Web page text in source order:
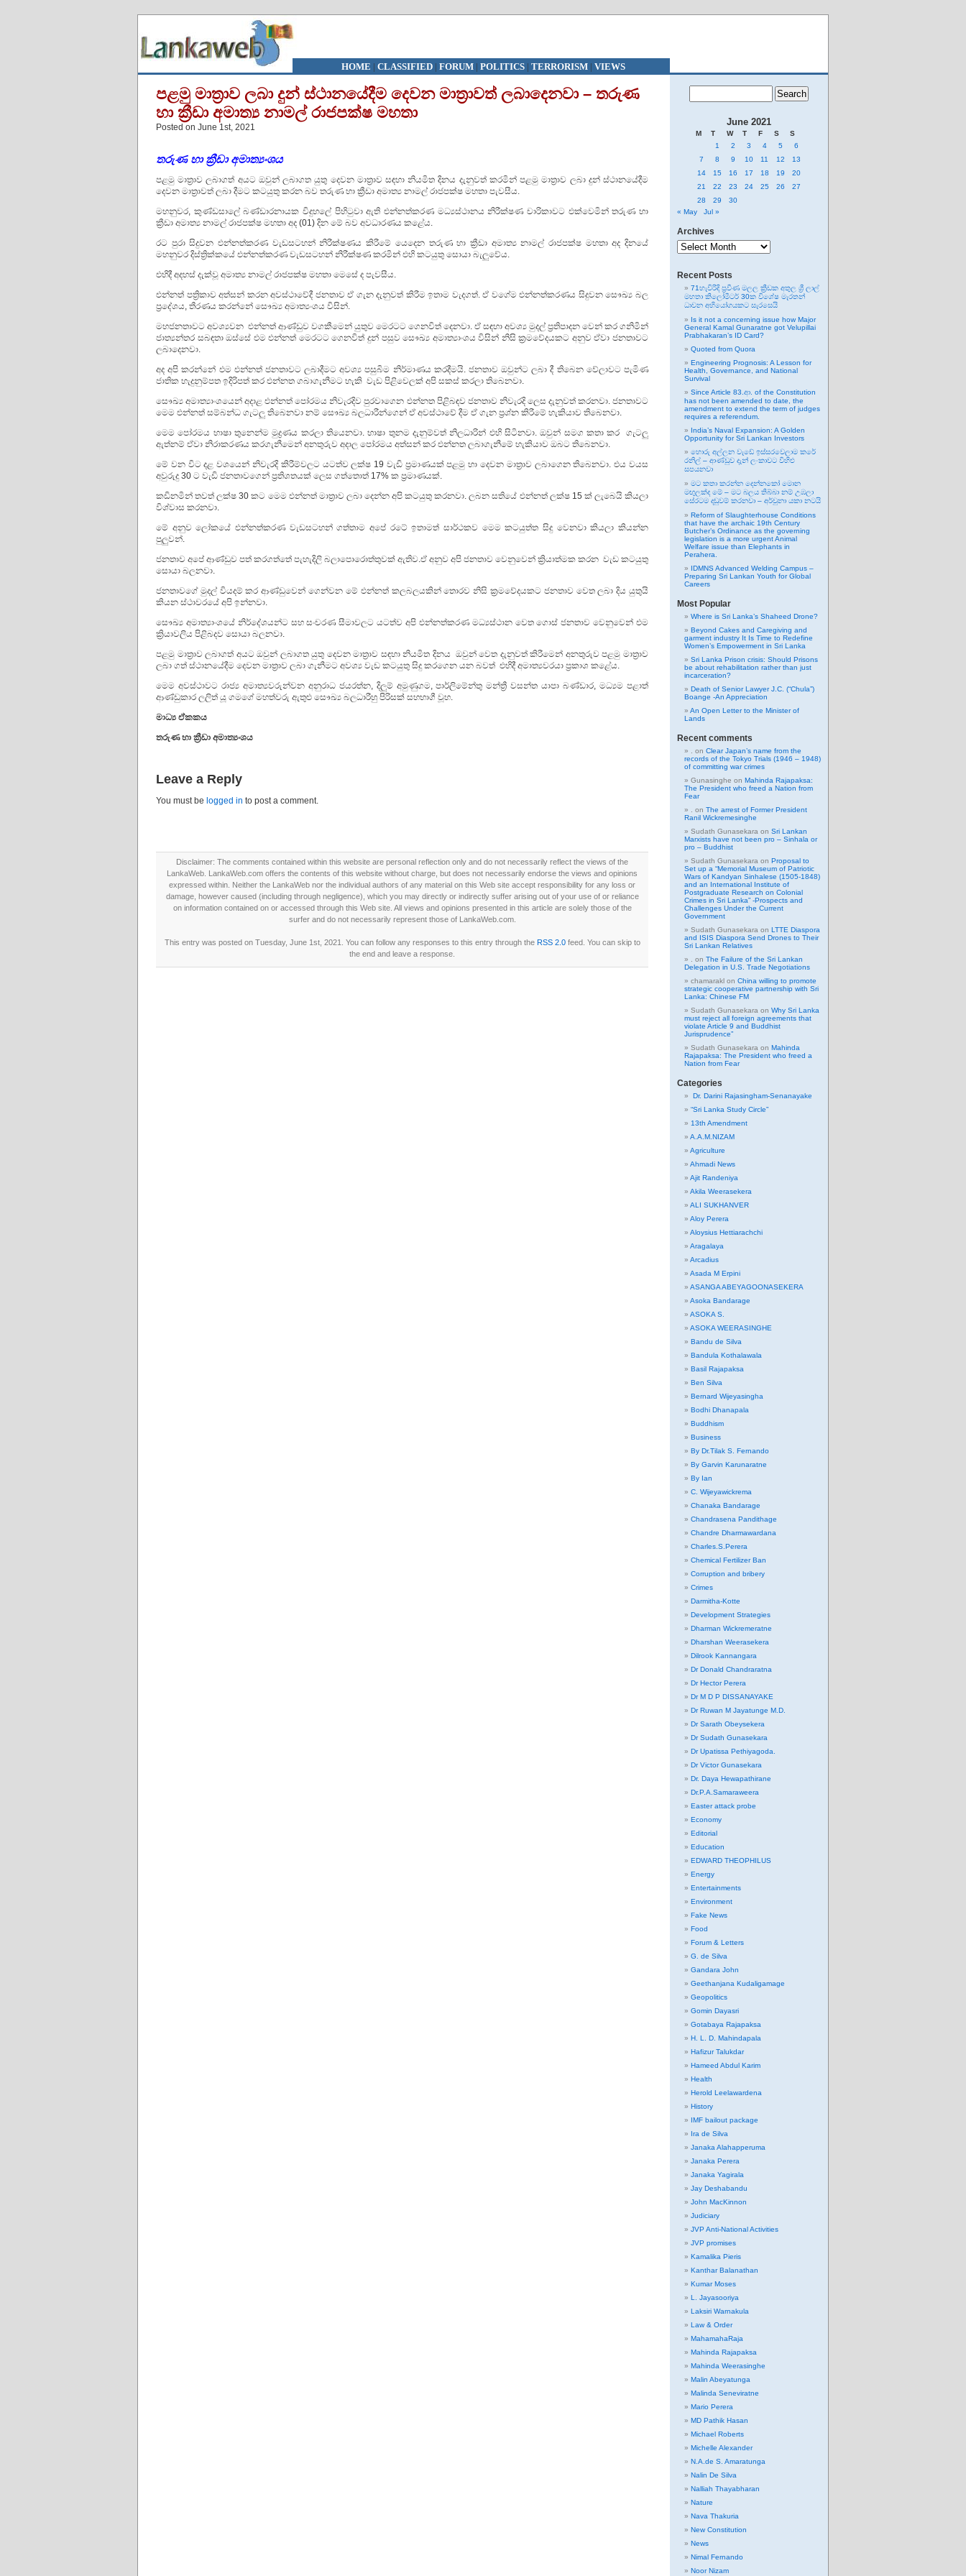
HOME | CLASSIFIED| FORUM| POLITICS | TERRORISM| VIEWS
පළමු මාත්‍රාව ලබා දුන් ස්ථානයේදීම දෙවන මාත්‍රාවත් ලබාදෙනවා – තරුණ
හා ක්‍රීඩා අමාත්‍ය නාමල් රාජපක්ෂ මහතා
Posted on June 1st, 2021
තරුණ හා ක්‍රීඩා අමාත්‍යංශය
පළමු මාත්‍රාව ලබාගත් අයට ඔවුන් ලබාගත යුතු දෙවන මාත්‍රාව සඳහා නියමිත දිනය දැනුවත් කරමින් පළමු මාත්‍රාව ලබා දුන් ස්ථානයේදීම
දෙවන මාත්‍රාවත් ලබා දීමට කටයුතු කරන බව තරුණ හා ක්‍රීඩා අමාත්‍ය නාමල් රාජපක්ෂ මහතා පැවසීය.
මහනුවර, කුණ්ඩසාලේ බණ්ඩාරනායක විදුහලේ පිහිටුවා ඇති එන්නත්කරණ මධ්‍යස්ථානය නිරීක්ෂණ චාරිකාවට එක්වෙමින් තරුණ හා
ක්‍රීඩා අමාත්‍ය නාමල් රාජපක්ෂ මහතා අද (01) දින මේ බව අවධාරණය කළේය.
රට පුරා සිදුවන එන්නත්කරණ වැඩසටහන් නිරීක්ෂණය කිරීමේ යෙදෙන තරුණ හා ක්‍රීඩා අමාත්‍ය නාමල් රාජපක්ෂ මහතා අද දිනයේ
මහනුවර දිස්ත්‍රික්කයේ එන්නත්කරණ වැඩසටහන් නිරීක්ෂණ කරමින් එහි කටයුතු සොයා බැලුවේය.
එහිදී අදහස් දැක්වූ අමාත්‍ය නාමල් රාජපක්ෂ මහතා මෙසේ ද පැවසීය.
එන්නත් පත්‍රිකාව අත්සන් කරන අවස්ථාවේදී ජනතාව ඒ ගැන දැනුවත් කිරීම ඉතාම වැදගත්. ඒ වගේම එන්නත්කරණය සිදුවන සෞඛ්‍ය බල
ප්‍රදේශය, තීරණය කරන්නේ සෞඛ්‍ය අමාත්‍යංශය විසින්.
මහජනතාවට අවශ්‍යවන එන්නත් ආණ්ඩුව වගකීමෙන් යුතුව මෙරටට ගෙනවිත් දෙනවා. ඒ සඳහා අවශ්‍ය මුදල් ප්‍රතිපාදන වෙන් කර ගනිමින්
ජාත්‍යන්තර සබඳතා ඔස්සේ එම එන්නත් මෙරටට ගෙනවිත් දුන් පසුව සෞඛ්‍ය අමාත්‍යාංශය විසින් නිසි ක්‍රමවේදයකට අනුව ඒවා ජනතාවට
ලබාදෙනවා.
අද අපි කරන්නේ එම එන්නත් ජනතාවට ලබාදීමට අවශ්‍ය පසුබිම නිර්මාණය කරදීමයි. ජනතාව ඔවුන්ට ලබා දී තිබෙන වේලාවට පැමිණ
ජාතික හැදුනුම්පත ඉදිරිපත් කර එන්නත ගබාගැනීමට හැකි වැඩ පිළිවෙලක් අපි සකස් කරලා තිබෙනවා.
සෞඛ්‍ය අමාත්‍යාංශයෙන් අදාළ එන්නත් පෝරමය නිවැරදිව පුරවාගෙන එන්නත පිළිබඳව ජනතාව නිවැරදි ලෙස දැනුවත් කරනවා. ජනතාවට
මෙම එන්නත් සම්බන්ධ ගැටලු තිබෙනවා නම් සෞඛ්‍ය බලධාරීන්ගෙන් ඒ අවස්ථාවේ දීම ඒ ගැන ප්‍රශ්න කිරීමේ හැකියාව තිබෙනවා.
මෙම පෝරමය භාෂා තුනෙන්ම මුද්‍රණය කරලා තියෙනවා. භාෂා තුනම දැනුම්වත් නිලධාරින් එහි සිටිනවා. ඔවුන් සමග කතා කර ගැටලු
ඇත්නම් ඒවා නිරාකරණය කරගැනීමෙන් අනතුරුව අදාල පෝරමය අත්සන් කර එන්නත ලබාගැනීමේ හැකියාව ඔබට තිබෙනවා.
මේ වන විට දළ වශයෙන් නිවැරදි කිරීම්වලට යටත්ව ලක්ෂ 19 වැඩි ප්‍රමාණයක් පළමු හා දෙවන මාත්‍රාව ලබාගෙන තිබෙනවා. එය වයස
අවුරුදු 30 ට වැඩි ජනතාවගෙන් ප්‍රතිශතයක් ලෙස ගත්තොත් 17% ක ප්‍රමාණයක්.
කඩිනමින් තවත් ලක්ෂ 30 කට මෙම එන්නත් මාත්‍රාව ලබා දෙන්න අපි කටයුතු කරනවා. ලබන සතියේ එන්නත් ලක්ෂ 15 ක් ලැබෙයි කියලා
විශ්වාස කරනවා.
මේ අනුව ලෝකයේ එන්නත්කරණ වැඩසටහන් ගත්තාම අපේ රටේ ඉතාමත් සාර්ථකව මෙම කටයුත්ත සිදු වෙනවා කියලා කියන්න
පුලුවන්.
ජනතාව අපේ ආණ්ඩුව පත් කරගත්තේ පැහැදිලි බලාපොරොත්තුවක් ඇතිව.ඒ අනුව අපි ජනතාව වෙනුවෙන් ක්‍රියාත්මක කරන වැඩ කටයුතු
සොයා බලනවා.
ජනතාවගේ මුදල් වියදම් කර ආණ්ඩුවෙන් ගෙන්වන මේ එන්නත් කලබලයකින් තොරව නිසි ක්‍රමවේදයකට ජනතාව වෙත ලබා දිය යුතුයි
කියන ස්ථාවරයේ අපි ඉන්නවා.
සෞඛ්‍ය අමාත්‍යාංශයේ නිර්දේශයන්ට සහ සංචරණ සීමාවලට යටත්ව අපි එන්නත්කරණ මධ්‍යස්ථාන වෙත ගොස් ජනතාව වෙනුවෙන් එම
ක්‍රියාවලිය පිළිබදව සොයා බලනවා.
පළමු මාත්‍රාව ලබාගත් අයට ඔවුන් ලබාගත යුතු දෙවන මාත්‍රාව සඳහා නියමිත දිනය ඔවුන් වෙත දැනුවත් කිරීමෙන් අනතුරුව පළමු මාත්‍රාව
ලබා ගත් ස්ථානයේදීම දෙවන මාත්‍රාව ලබා ගැනීමට අවශ්‍ය වැඩ කටයුතු සිදු කරගෙන යන බවත් එහිදී අමාත්‍යවරයා ප්‍රකාශ කළේය.
මෙම අවස්ථාවට රාජ්‍ය අමාත්‍යවරුන්වන අනුරාධ ජයරත්න, දිලුම් අමුණුගම, පාර්ලිමේන්තු මන්ත්‍රී වසන්ත යාපා බණ්ඩාර, මධ්‍යම පළාත්
ආණ්ඩුකාර ලලිත් යූ ගමගේ මහත්වරු ඇතුළු සෞඛ්‍ය බලධාරීහු පිරිසක් සහභාගී වූහ.
මාධ්‍ය ඒකකය
තරුණ හා ක්‍රීඩා අමාත්‍යංශය
Leave a Reply
You must be logged in to post a comment.
Disclaimer: The comments contained within this website are personal reflection only and do not necessarily reflect the views of the
LankaWeb. LankaWeb.com offers the contents of this website without charge, but does not necessarily endorse the views and opinions
expressed within. Neither the LankaWeb nor the individual authors of any material on this Web site accept responsibility for any loss or
damage, however caused (including through negligence), which you may directly or indirectly suffer arising out of your use of or reliance
on information contained on or accessed through this Web site. All views and opinions presented in this article are solely those of the
surfer and do not necessarily represent those of LankaWeb.com.
This entry was posted on Tuesday, June 1st, 2021. You can follow any responses to this entry through the RSS 2.0feed. You can skip to
the end and leave a response.
June 2021
M T W T F S
S
1
2 3 4 5
6
7
8 9 10 11 12
13
14
15 16 17 18 19
20
21
22 23 24 25 26
27
28
29
30
« May
Jul »
Archives
Archives
Recent Posts
71හැවිරිදි ප්‍රවීණ මලල ක්‍රීඩක අතුල ශ්‍රී ලාල්
මහතා කිලෝමීටර් 30ක විශේෂ මැරතන්
ධාවන අභියෝගයකට සැරසෙයි
Is it not a concerning issue how Major
General Kamal Gunaratne got Velupillai
Prabhakaran’s ID Card?
Quoted from Quora
Engineering Prognosis: A Lesson for
Health, Governance, and National
Survival
Since Article 83.ආ. of the Constitution
has not been amended to date, the
amendment to extend the term of judges
requires a referendum.
India’s Naval Expansion: A Golden
Opportunity for Sri Lankan Investors
හොරු අල්ලන වැඩේ ඉස්සරවෙලාම කරේ
රනිල් – ආණ්ඩුව දැන් ලංකාවට විහිළු
සපයනවා
මට කතා කරන්න දෙන්නකෝ මොන
මඟුලක්ද මේ – මට බලය තිබ්බා නම් උඹලා
සේරටම දඬුවම් කරනවා – අර්චුනා යකා නටයි
Reform of Slaughterhouse Conditions
that have the archaic 19th Century
Butcher’s Ordinance as the governing
legislation is a more urgent Animal
Welfare issue than Elephants in
Perahera.
IDMNS Advanced Welding Campus –
Preparing Sri Lankan Youth for Global
Careers
Most Popular
Where is Sri Lanka’s Shaheed Drone?
Beyond Cakes and Caregiving and
garment industry It Is Time to Redefine
Women’s Empowerment in Sri Lanka
Sri Lanka Prison crisis: Should Prisons
be about rehabilitation rather than just
incarceration?
Death of Senior Lawyer J.C. (“Chula”)
Boange -An Appreciation
An Open Letter to the Minister of
Lands
Recent comments
on Clear Japan’s name from the
records of the Tokyo Trials (1946 – 1948)
of committing war crimes
Gunasinghe on Mahinda Rajapaksa:
The President who freed a Nation from
Fear
on The arrest of Former President
Ranil Wickremesinghe
Sudath Gunasekara on Sri Lankan
Marxists have not been pro – Sinhala or
pro – Buddhist
Sudath Gunasekara on Proposal to
Set up a “Memorial Museum of Patriotic
Wars of Kandyan Sinhalese (1505-1848)
and an International Institute of
Postgraduate Research on Colonial
Crimes in Sri Lanka” -Prospects and
Challenges Under the Current
Government
Sudath Gunasekara on LTTE Diaspora
and ISIS Diaspora Send Drones to Their
Sri Lankan Relatives
on The Failure of the Sri Lankan
Delegation in U.S. Trade Negotiations
chamarakl on China willing to promote
strategic cooperative partnership with Sri
Lanka: Chinese FM
Sudath Gunasekara on Why Sri Lanka
must reject all foreign agreements that
violate Article 9 and Buddhist
Jurisprudence”
Sudath Gunasekara on Mahinda
Rajapaksa: The President who freed a
Nation from Fear
Categories
Dr. Darini Rajasingham-Senanayake
“Sri Lanka Study Circle”
13th Amendment
A.A.M.NIZAM
Agriculture
Ahmadi News
Ajit Randeniya
Akila Weerasekera
ALI SUKHANVER
Aloy Perera
Aloysius Hettiarachchi
Aragalaya
Arcadius
Asada M Erpini
ASANGA ABEYAGOONASEKERA
Asoka Bandarage
ASOKA S.
ASOKA WEERASINGHE
Bandu de Silva
Bandula Kothalawala
Basil Rajapaksa
Ben Silva
Bernard Wijeyasingha
Bodhi Dhanapala
Buddhism
Business
By Dr.Tilak S. Fernando
By Garvin Karunaratne
By Ian
C. Wijeyawickrema
Chanaka Bandarage
Chandrasena Pandithage
Chandre Dharmawardana
Charles.S.Perera
Chemical Fertilizer Ban
Corruption and bribery
Crimes
Darmitha-Kotte
Development Strategies
Dharman Wickremeratne
Dharshan Weerasekera
Dilrook Kannangara
Dr Donald Chandraratna
Dr Hector Perera
Dr M D P DISSANAYAKE
Dr Ruwan M Jayatunge M.D.
Dr Sarath Obeysekera
Dr Sudath Gunasekara
Dr Upatissa Pethiyagoda.
Dr Victor Gunasekara
Dr. Daya Hewapathirane
Dr.P.A.Samaraweera
Easter attack probe
Economy
Editorial
Education
EDWARD THEOPHILUS
Energy
Entertainments
Environment
Fake News
Food
Forum & Letters
G. de Silva
Gandara John
Geethanjana Kudaligamage
Geopolitics
Gomin Dayasri
Gotabaya Rajapaksa
H. L. D. Mahindapala
Hafizur Talukdar
Hameed Abdul Karim
Health
Herold Leelawardena
History
IMF bailout package
Ira de Silva
Janaka Alahapperuma
Janaka Perera
Janaka Yagirala
Jay Deshabandu
John MacKinnon
Judiciary
JVP Anti-National Activities
JVP promises
Kamalika Pieris
Kanthar Balanathan
Kumar Moses
L. Jayasooriya
Laksiri Warnakula
Law & Order
MahamahaRaja
Mahinda Rajapaksa
Mahinda Weerasinghe
Malin Abeyatunga
Malinda Seneviratne
Mario Perera
MD Pathik Hasan
Michael Roberts
Michelle Alexander
N.A.de S. Amaratunga
Nalin De Silva
Nalliah Thayabharan
Nature
Nava Thakuria
New Constitution
News
Nimal Fernando
Noor Nizam